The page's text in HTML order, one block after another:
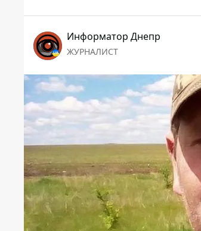
Информатор Днепр
ЖУРНАЛИСТ